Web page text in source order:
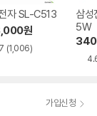
자 SL-C513
원
(1,006)
삼성
5W
가입신청